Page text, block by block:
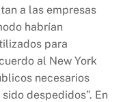
a las empresas
habrían
para
al New York
necesarios
despedidos”. En